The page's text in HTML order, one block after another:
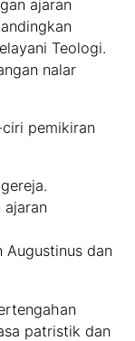
ajaran
Teologi.
nalar
pemikiran
dan
patristik dan